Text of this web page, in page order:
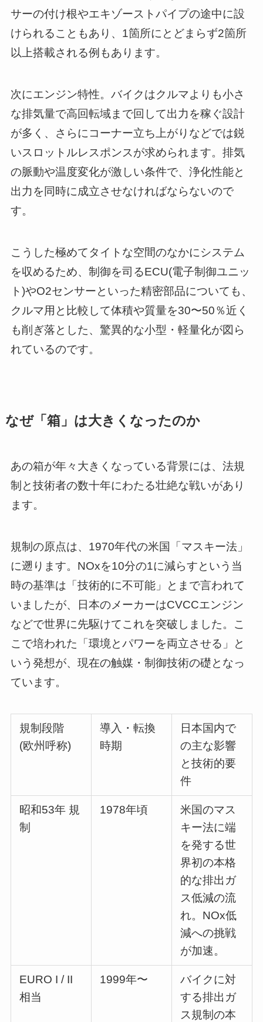
サーの付け根やエキゾーストパイプの途中に設
けられることもあり、1箇所にとどまらず2箇所
以上搭載される例もあります。
次にエンジン特性。バイクはクルマよりも小さ
な排気量で高回転域まで回して出力を稼ぐ設計
が多く、さらにコーナー立ち上がりなどでは鋭
いスロットルレスポンスが求められます。排気
の脈動や温度変化が激しい条件で、浄化性能と
出力を同時に成立させなければならないので
す。
こうした極めてタイトな空間のなかにシステム
を収めるため、制御を司るECU(電子制御ユニッ
ト)やO2センサーといった精密部品についても、
クルマ用と比較して体積や質量を30〜50％近く
も削ぎ落とした、驚異的な小型・軽量化が図ら
れているのです。
なぜ「箱」は大きくなったのか
あの箱が年々大きくなっている背景には、法規
制と技術者の数十年にわたる壮絶な戦いがあり
ます。
規制の原点は、1970年代の米国「マスキー法」
に遡ります。NOxを10分の1に減らすという当
時の基準は「技術的に不可能」とまで言われて
いましたが、日本のメーカーはCVCCエンジン
などで世界に先駆けてこれを突破しました。こ
こで培われた「環境とパワーを両立させる」と
いう発想が、現在の触媒・制御技術の礎となっ
ています。
規制段階
(欧州呼称)
導入・転換
時期
日本国内で
の主な影響
と技術的要
件
昭和53年 規
制
1978年頃
米国のマス
キー法に端
を発する世
界初の本格
的な排出ガ
ス低減の流
れ。NOx低
減への挑戦
が加速。
EURO I / II
相当
1999年〜
バイクに対
する排出ガ
ス規制の本